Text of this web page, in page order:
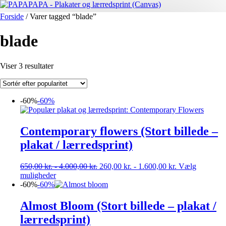
Forside / Varer tagged “blade”
blade
Viser 3 resultaterSorteret
popularitet
-60%-60%
Contemporary flowers (Stort billede –
plakat / lærredsprint)
650,00kr.-4.000,00kr. 260,00 kr. - 1.600,00 kr. Vælg
mulighederDette
vare
flere
varianter.
Mulighederne
-60%-60%
Almost Bloom (Stort billede – plakat /
lærredsprint)